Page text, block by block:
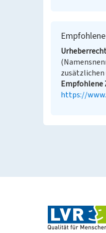
zusätzlichen
Empfohlene
https://